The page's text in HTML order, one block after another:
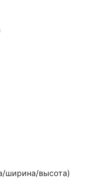
ширина/высота)